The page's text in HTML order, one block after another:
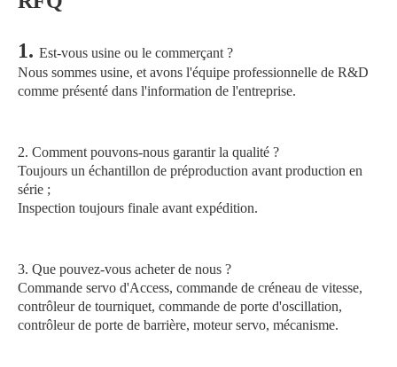
1. Est-vous usine ou le commerçant ?
Nous sommes usine, et avons l'équipe professionnelle de R&D
comme présenté dans l'information de l'entreprise.
2. Comment pouvons-nous garantir la qualité ?
Toujours un échantillon de préproduction avant production en
série ;
Inspection toujours finale avant expédition.
3. Que pouvez-vous acheter de nous ?
Commande servo d'Access, commande de créneau de vitesse,
contrôleur de tourniquet, commande de porte d'oscillation,
contrôleur de porte de barrière, moteur servo, mécanisme.